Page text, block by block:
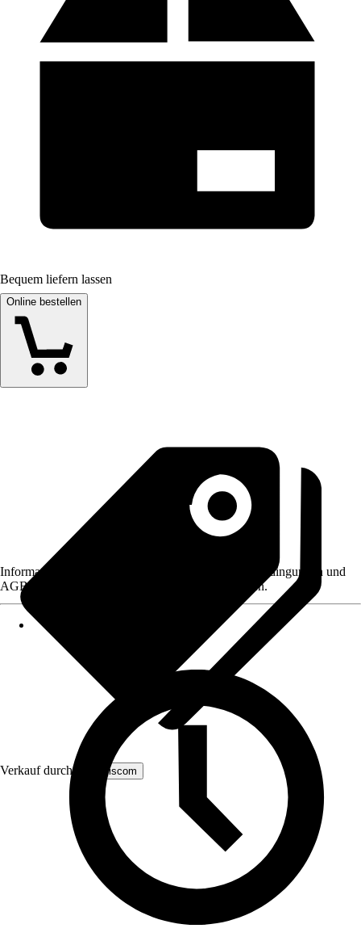
Bequem liefern lassen
Online bestellen
Verkauf durch: MS Viscom
Informationen des Verkäufers, wie z. B. Rückgabebedingungen und
AGB, finden Sie bei Klick auf den Verkäufernamen.